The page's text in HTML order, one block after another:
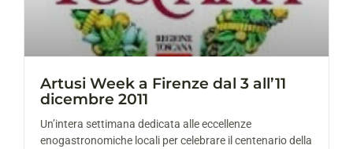
Artusi Week a Firenze dal 3 all’11
dicembre 2011
Un’intera settimana dedicata alle eccellenze
enogastronomiche locali per celebrare il centenario della